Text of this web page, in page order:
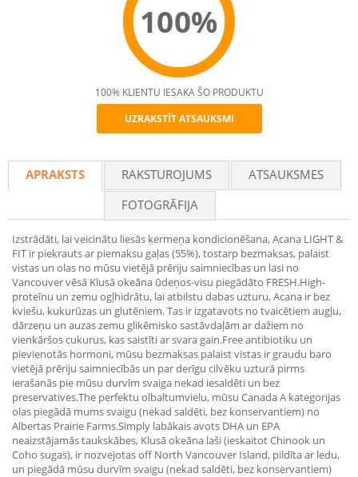
100%
Recommend
100% KLIENTU IESAKA ŠO PRODUKTU
UZRAKSTĪT ATSAUKSMI
APRAKSTS RAKSTUROJUMS
ATSAUKSMES
FOTOGRĀFIJA
Izstrādāti, lai veicinātu liesās ķermeņa kondicionēšana, Acana LIGHT &
FIT ir piekrauts ar piemaksu gaļas (55%), tostarp bezmaksas, palaist
vistas un olas no mūsu vietējā prēriju saimniecības un lasi no
Vancouver vēsā Klusā okeāna ūdeņos-visu piegādāto FRESH.High-
proteīnu un zemu ogļhidrātu, lai atbilstu dabas uzturu, Acana ir bez
kviešu, kukurūzas un glutēniem. Tas ir izgatavots no tvaicētiem augļu,
dārzeņu un auzas zemu glikēmisko sastāvdaļām ar dažiem no
vienkāršos cukurus, kas saistīti ar svara gain.Free antibiotiku un
pievienotās hormoni, mūsu bezmaksas palaist vistas ir graudu baro
vietējā prēriju saimniecībās un par derīgu cilvēku uzturā pirms
ierašanās pie mūsu durvīm svaiga nekad iesaldēti un bez
preservatives.The perfektu olbaltumvielu, mūsu Canada A kategorijas
olas piegādā mums svaigu (nekad saldēti, bez konservantiem) no
Albertas Prairie Farms.Simply labākais avots DHA un EPA
neaizstājamās taukskābes, Klusā okeāna laši (ieskaitot Chinook un
Coho sugas), ir nozvejotas off North Vancouver Island, pildīta ar ledu,
un piegādā mūsu durvīm svaigu (nekad saldēti, bez konservantiem)